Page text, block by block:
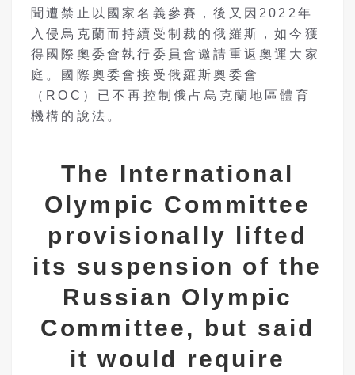
聞遭禁止以國家名義參賽，後又因2022年
入侵烏克蘭而持續受制裁的俄羅斯，如今獲
得國際奧委會執行委員會邀請重返奧運大家
庭。國際奧委會接受俄羅斯奧委會
（ROC）已不再控制俄占烏克蘭地區體育
機構的說法。
The International
Olympic Committee
provisionally lifted
its suspension of the
Russian Olympic
Committee, but said
it would require